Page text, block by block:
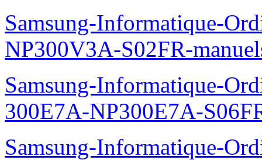
Samsung-Informatique-
NP300V3A-S02FR-
Samsung-Informatique-
300E7A-NP300E7A-
Samsung-Informatique-